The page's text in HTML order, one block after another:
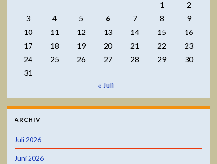
1
2
3
4 5 6 7 8
9
10
11 12 13 14 15
16
17
18 19 20 21 22
23
24
25 26 27 28 29
30
31
« Juli
ARCHIV
Juli 2026
Juni 2026